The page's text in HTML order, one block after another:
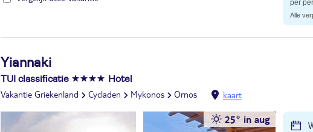
per
Alle
Yiannaki
TUI classificatie Hotel
Vakantie Griekenland Cycladen Mykonos Ornos kaart
25° in aug